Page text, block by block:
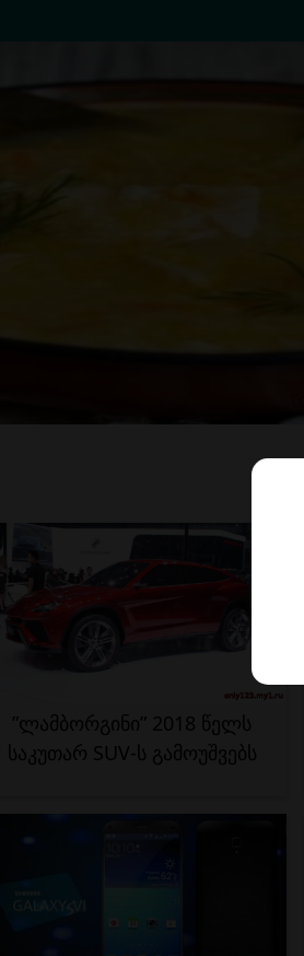
”ლამბორგინი” 2018 წელს
საკუთარ SUV-ს გამოუშვებს